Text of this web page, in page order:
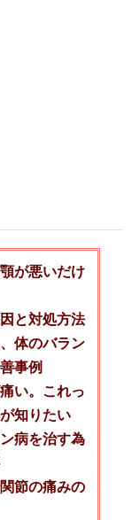
が悪いだけ
と対処方法
体のバラン
事例
い。これっ
知りたい
病を治す為
節の痛みの